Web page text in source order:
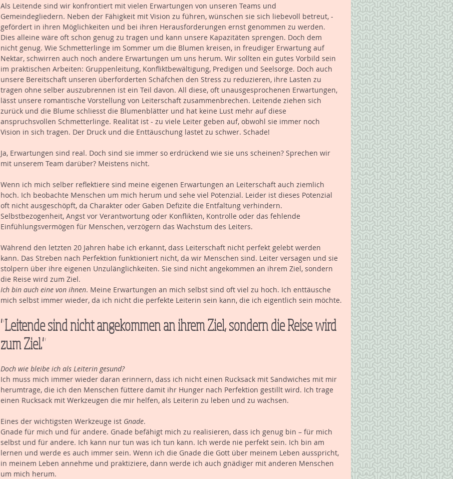
Als Leitende sind wir konfrontiert mit vielen Erwartungen von unseren Teams und
Gemeindegliedern. Neben der Fähigkeit mit Vision zu führen, wünschen sie sich liebevoll betreut, -
gefördert in ihren Möglichkeiten und bei ihren Herausforderungen ernst genommen zu werden.
Dies alleine wäre oft schon genug zu tragen und kann unsere Kapazitäten sprengen. Doch dem
nicht genug. Wie Schmetterlinge im Sommer um die Blumen kreisen, in freudiger Erwartung auf
Nektar, schwirren auch noch andere Erwartungen um uns herum. Wir sollten ein gutes Vorbild sein
im praktischen Arbeiten: Gruppenleitung, Konfliktbewältigung, Predigen und Seelsorge. Doch auch
unsere Bereitschaft unseren überforderten Schäfchen den Stress zu reduzieren, ihre Lasten zu
tragen ohne selber auszubrennen ist ein Teil davon. All diese, oft unausgesprochenen Erwartungen,
lässt unsere romantische Vorstellung von Leiterschaft zusammenbrechen. Leitende ziehen sich
zurück und die Blume schliesst die Blumenblätter und hat keine Lust mehr auf diese
anspruchsvollen Schmetterlinge. Realität ist - zu viele Leiter geben auf, obwohl sie immer noch
Vision in sich tragen. Der Druck und die Enttäuschung lastet zu schwer. Schade!
Ja, Erwartungen sind real. Doch sind sie immer so erdrückend wie sie uns scheinen? Sprechen wir
mit unserem Team darüber? Meistens nicht.
Wenn ich mich selber reflektiere sind meine eigenen Erwartungen an Leiterschaft auch ziemlich
hoch. Ich beobachte Menschen um mich herum und sehe viel Potenzial. Leider ist dieses Potenzial
oft nicht ausgeschöpft, da Charakter oder Gaben Defizite die Entfaltung verhindern.
Selbstbezogenheit, Angst vor Verantwortung oder Konflikten, Kontrolle oder das fehlende
Einfühlungsvermögen für Menschen, verzögern das Wachstum des Leiters.
Während den letzten 20 Jahren habe ich erkannt, dass Leiterschaft nicht perfekt gelebt werden
kann. Das Streben nach Perfektion funktioniert nicht, da wir Menschen sind. Leiter versagen und sie
stolpern über ihre eigenen Unzulänglichkeiten. Sie sind nicht angekommen an ihrem Ziel, sondern
die Reise wird zum Ziel.
Ich bin auch eine von ihnen. Meine Erwartungen an mich selbst sind oft viel zu hoch. Ich enttäusche
mich selbst immer wieder, da ich nicht die perfekte Leiterin sein kann, die ich eigentlich sein möchte.
"Leitende sind nicht angekommen an ihrem Ziel, sondern die Reise wird
zum Ziel."
Doch wie bleibe ich als Leiterin gesund?
Ich muss mich immer wieder daran erinnern, dass ich nicht einen Rucksack mit Sandwiches mit mir
herumtrage, die ich den Menschen füttere damit ihr Hunger nach Perfektion gestillt wird. Ich trage
einen Rucksack mit Werkzeugen die mir helfen, als Leiterin zu leben und zu wachsen.
Eines der wichtigsten Werkzeuge ist Gnade.
Gnade für mich und für andere. Gnade befähigt mich zu realisieren, dass ich genug bin – für mich
selbst und für andere. Ich kann nur tun was ich tun kann. Ich werde nie perfekt sein. Ich bin am
lernen und werde es auch immer sein. Wenn ich die Gnade die Gott über meinem Leben ausspricht,
in meinem Leben annehme und praktiziere, dann werde ich auch gnädiger mit anderen Menschen
um mich herum.